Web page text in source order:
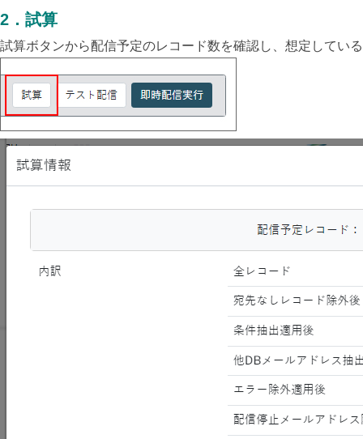
2 ． 試算
試算ボタンから配信予定のレコード数を確認し、想定してい